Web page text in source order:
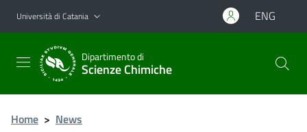
Vai al contenuto principale
Vai al menu di navigazione
Università di Catania ENG
Dipartimento di
Scienze Chimiche
Home > News